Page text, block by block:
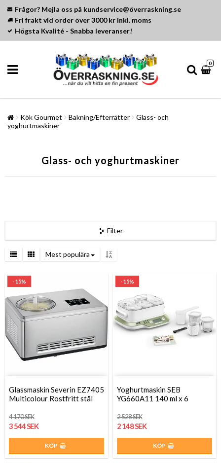
Frågor? Mejla oss på kundservice@överraskning.se
Fri frakt vid order över 3000 kr inkl. moms
Högsta Kvalité - Snabba leveranser!
0
Kök Gourmet Bakning/Efterrätter
Glass- och
yoghurtmaskiner
Glass- och yoghurtmaskiner
Filter
Mest populära
- 15%
Glassmaskin Severin EZ7405
Multicolour Rostfritt stål
4 170 SEK
3 544 SEK
KÖP
- 15%
Yoghurtmaskin SEB
YG660A11 140 ml x 6
2 528 SEK
2 148 SEK
KÖP